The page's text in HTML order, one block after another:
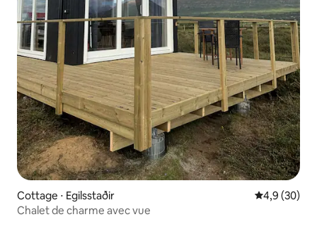
Cottage ⋅ Egilsstaðir Évaluation
4,9 (30)
Chalet de charme avec vue